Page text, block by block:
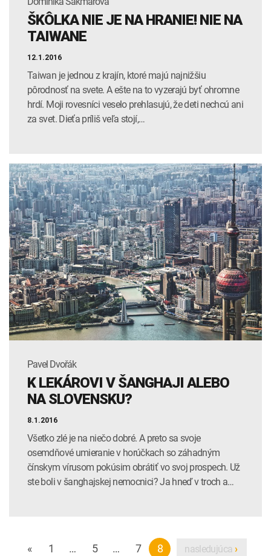
ŠKÔLKA NIE JE NA HRANIE! NIE NA
TAIWANE
12.1.2016
Taiwan je jednou z krajín, ktoré majú najnižšiu
pôrodnosť na svete. A ešte na to vyzerajú byť ohromne
hrdí. Moji rovesníci veselo prehlasujú, že deti nechcú ani
za svet. Dieťa príliš veľa stojí,…
Pavel Dvořák
K LEKÁROVI V ŠANGHAJI ALEBO
NA SLOVENSKU?
8.1.2016
Všetko zlé je na niečo dobré. A preto sa svoje
osemdňové umieranie v horúčkach so záhadným
čínskym vírusom pokúsim obrátiť vo svoj prospech. Už
ste boli v šanghajskej nemocnici? Ja hneď v troch a…
« 1 … 5 … 7 8 nasledujúca ›